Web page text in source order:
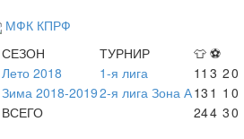
МФК КПРФ
СЕЗОН
ТУРНИР 👕 ⚽
Лето 2018
1-я лига 11 3 20
Зима 2018-20192-я лига Зона А13 1 1 0
ВСЕГО
244 30